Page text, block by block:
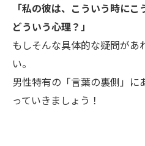
「私の彼は、こういう時に
どういう心理？」
もしそんな具体的な疑問があ
い。
男性特有の「言葉の裏側」
っていきましょう！